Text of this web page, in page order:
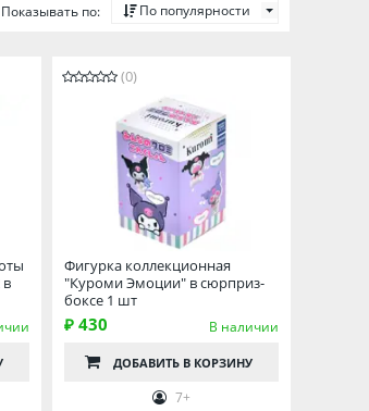
Показывать по: По популярности
в
(0)
Фигурка коллекционная
"Куроми Эмоции" в сюрприз-
боксе 1 шт
₽ 430 В наличии
ДОБАВИТЬ В КОРЗИНУ
7+